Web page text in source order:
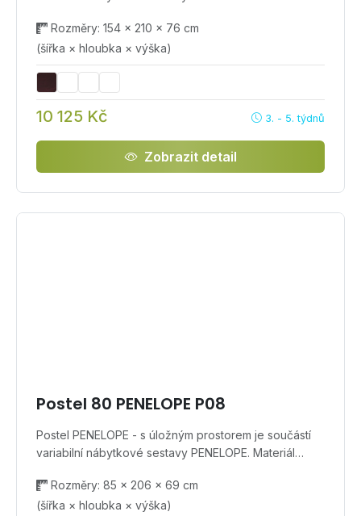
Rozměry: 154 × 210 × 76 cm
(šířka × hloubka × výška)
10 125 Kč 3. - 5. týdnů
Zobrazit detail
Postel 80 PENELOPE P08
Postel PENELOPE - s úložným prostorem je součástí
variabilní nábytkové sestavy PENELOPE. Materiál…
Rozměry: 85 × 206 × 69 cm
(šířka × hloubka × výška)